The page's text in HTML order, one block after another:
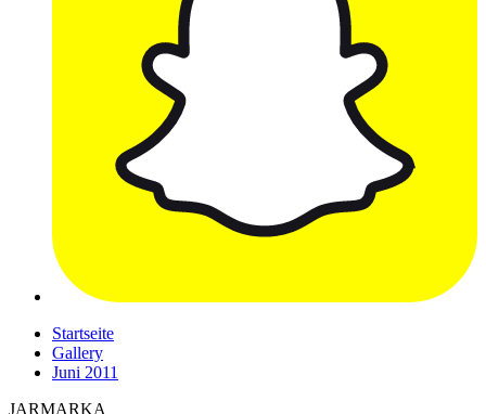
Startseite
Gallery
Juni 2011
JARMARKA